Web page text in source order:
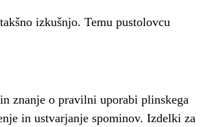
izkušnjo. Temu pustolovcu
znanje o pravilni uporabi plinskega
in ustvarjanje spominov. Izdelki za